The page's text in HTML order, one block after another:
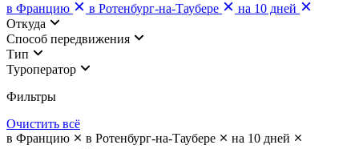
в Францию
в Ротенбург-на-Таубере
на 10 дней
Откуда
Cпособ передвижения
Тип
Туроператор
Фильтры
Очистить всё
в Францию
в Ротенбург-на-Таубере
на 10 дней